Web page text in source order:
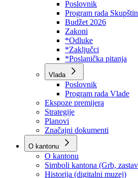
Dokumenti
Skupština
Poslovnik
Program rada Skupštine
Budžet 2026
Zakoni
*Odluke
*Zaključci
*Poslanička pitanja
Vlada
Poslovnik
Program rada Vlade
Ekspoze premijera
Strategije
Planovi
Značajni dokumenti
O kantonu